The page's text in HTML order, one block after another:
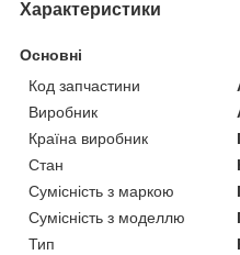
Характеристики
Основні
Код запчастини
Виробник
Країна виробник
Стан
Сумісність з маркою
Сумісність з моделлю
Тип